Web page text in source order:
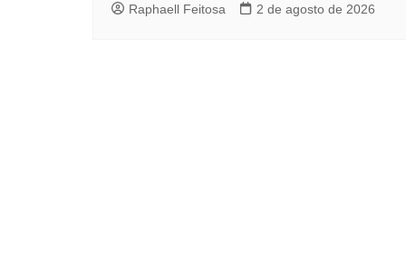
Raphaell Feitosa 2 de agosto de 2026